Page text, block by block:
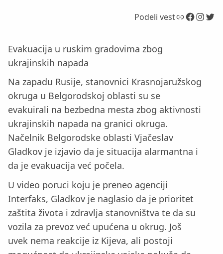
Podeli vestLink Facebook InstagramTwitter
Evakuacija u ruskim gradovima zbog
ukrajinskih napada
Na zapadu Rusije, stanovnici Krasnojaružskog
okruga u Belgorodskoj oblasti su se
evakuirali na bezbedna mesta zbog aktivnosti
ukrajinskih napada na granici okruga.
Načelnik Belgorodske oblasti Vjačeslav
Gladkov je izjavio da je situacija alarmantna i
da je evakuacija već počela.
U video poruci koju je preneo agenciji
Interfaks, Gladkov je naglasio da je prioritet
zaštita života i zdravlja stanovništva te da su
vozila za prevoz već upućena u okrug. Još
uvek nema reakcije iz Kijeva, ali postoji